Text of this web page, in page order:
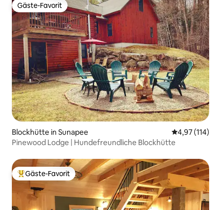
Gäste-Favorit
Gäste-Favorit
Blockhütte in Sunapee
4,97 (114)
Pinewood Lodge | Hundefreundliche Blockhütte
Beliebter Gäste-Favorit.
Gäste-Favorit